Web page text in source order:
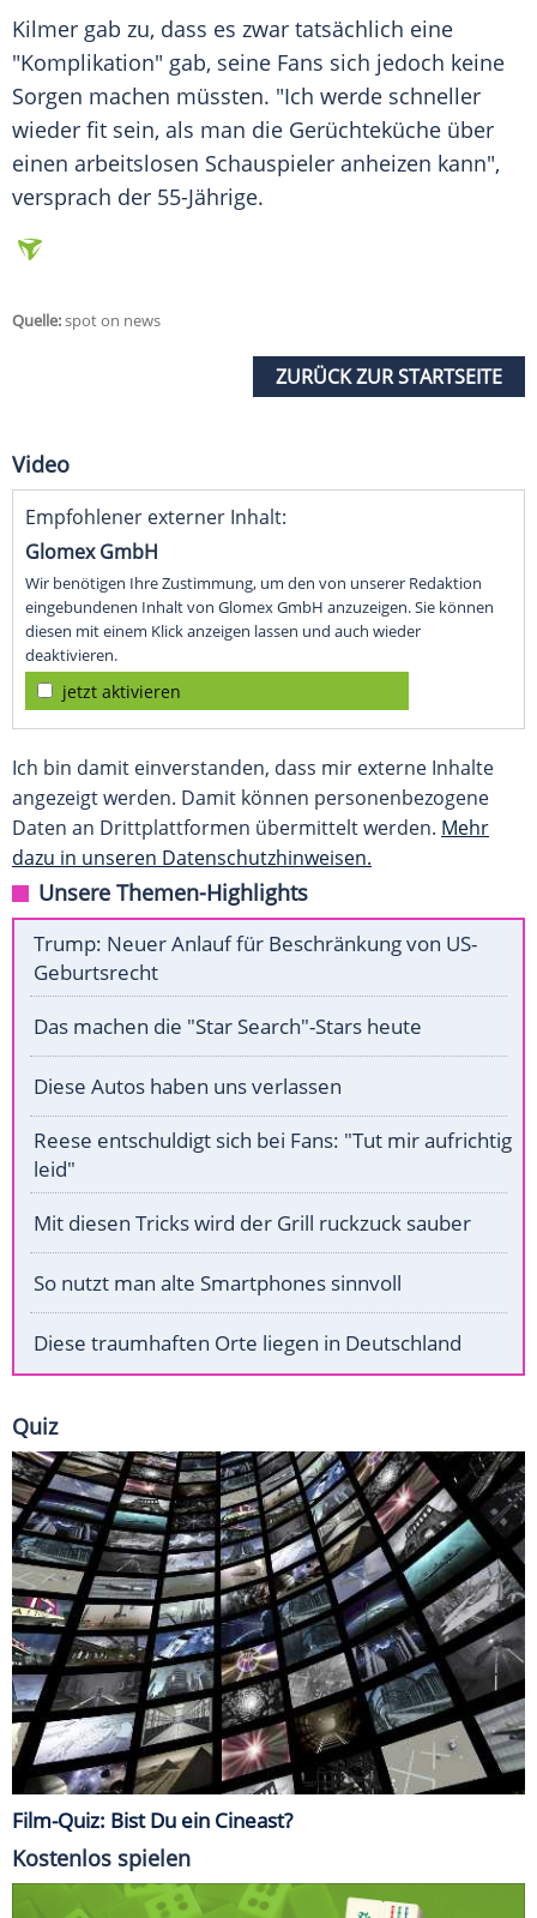
Kilmer gab zu, dass es zwar tatsächlich eine
"Komplikation" gab, seine Fans sich jedoch keine
Sorgen machen müssten. "Ich werde schneller
wieder fit sein, als man die Gerüchteküche über
einen arbeitslosen Schauspieler anheizen kann",
versprach der 55-Jährige.
Quelle:spot on news
ZURÜCK ZUR STARTSEITE
Video
Empfohlener externer Inhalt:
Glomex GmbH
Wir benötigen Ihre Zustimmung, um den von unserer Redaktion
eingebundenen Inhalt von Glomex GmbH anzuzeigen. Sie können
diesen mit einem Klick anzeigen lassen und auch wieder
deaktivieren.
jetzt aktivieren
Ich bin damit einverstanden, dass mir externe Inhalte
angezeigt werden. Damit können personenbezogene
Daten an Drittplattformen übermittelt werden. Mehr
dazu in unseren Datenschutzhinweisen.
Unsere Themen-Highlights
Trump: Neuer Anlauf für Beschränkung von US-
Geburtsrecht
Das machen die "Star Search"-Stars heute
Diese Autos haben uns verlassen
Reese entschuldigt sich bei Fans: "Tut mir aufrichtig
leid"
Mit diesen Tricks wird der Grill ruckzuck sauber
So nutzt man alte Smartphones sinnvoll
Diese traumhaften Orte liegen in Deutschland
Quiz
Film-Quiz: Bist Du ein Cineast?
Kostenlos spielen